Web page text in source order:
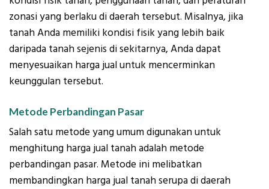
zonasi yang berlaku di daerah tersebut. Misalnya, jika
tanah Anda memiliki kondisi fisik yang lebih baik
daripada tanah sejenis di sekitarnya, Anda dapat
menyesuaikan harga jual untuk mencerminkan
keunggulan tersebut.
Metode Perbandingan Pasar
Salah satu metode yang umum digunakan untuk
menghitung harga jual tanah adalah metode
perbandingan pasar. Metode ini melibatkan
membandingkan harga jual tanah serupa di daerah